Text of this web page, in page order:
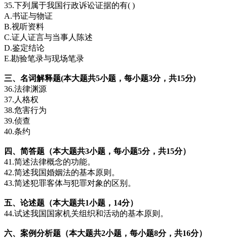
35.下列属于我国行政诉讼证据的有( )
A.书证与物证
B.视听资料
C.证人证言与当事人陈述
D.鉴定结论
E.勘验笔录与现场笔录
三、名词解释题(本大题共5小题，每小题3分，共15分)
36.法律渊源
37.人格权
38.危害行为
39.侦查
40.条约
四、简答题（本大题共3小题，每小题5分，共15分）
41.简述法律概念的功能。
42.简述我国婚姻法的基本原则。
43.简述犯罪客体与犯罪对象的区别。
五、论述题（本大题共1小题，14分）
44.试述我国国家机关组织和活动的基本原则。
六、案例分析题（本大题共2小题，每小题8分，共16分）